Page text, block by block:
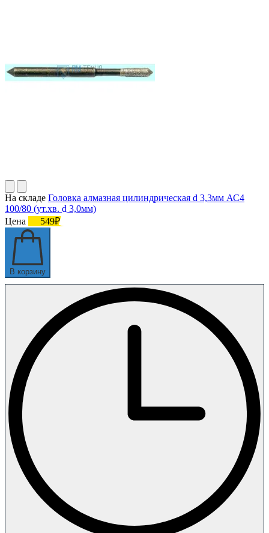
На складе Головка алмазная цилиндрическая d 3,3мм АС4
100/80 (ут.хв. d 3,0мм)
Цена
549₽
В корзину